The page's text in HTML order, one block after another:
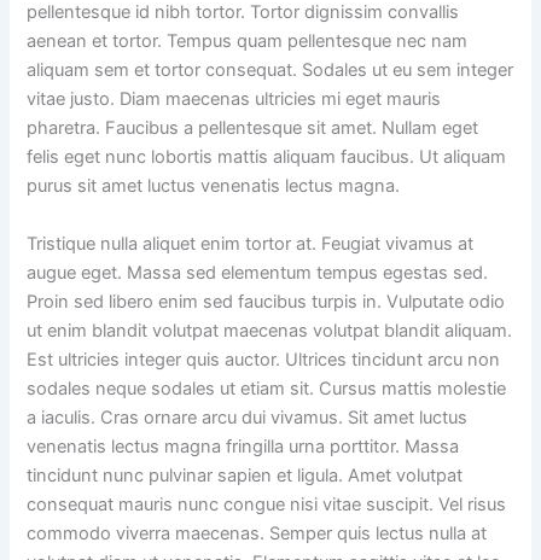
pellentesque id nibh tortor. Tortor dignissim convallis
aenean et tortor. Tempus quam pellentesque nec nam
aliquam sem et tortor consequat. Sodales ut eu sem integer
vitae justo. Diam maecenas ultricies mi eget mauris
pharetra. Faucibus a pellentesque sit amet. Nullam eget
felis eget nunc lobortis mattis aliquam faucibus. Ut aliquam
purus sit amet luctus venenatis lectus magna.
Tristique nulla aliquet enim tortor at. Feugiat vivamus at
augue eget. Massa sed elementum tempus egestas sed.
Proin sed libero enim sed faucibus turpis in. Vulputate odio
ut enim blandit volutpat maecenas volutpat blandit aliquam.
Est ultricies integer quis auctor. Ultrices tincidunt arcu non
sodales neque sodales ut etiam sit. Cursus mattis molestie
a iaculis. Cras ornare arcu dui vivamus. Sit amet luctus
venenatis lectus magna fringilla urna porttitor. Massa
tincidunt nunc pulvinar sapien et ligula. Amet volutpat
consequat mauris nunc congue nisi vitae suscipit. Vel risus
commodo viverra maecenas. Semper quis lectus nulla at